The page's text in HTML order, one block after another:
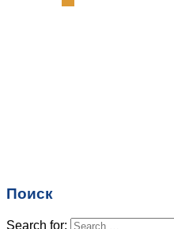
Поиск
Search for: